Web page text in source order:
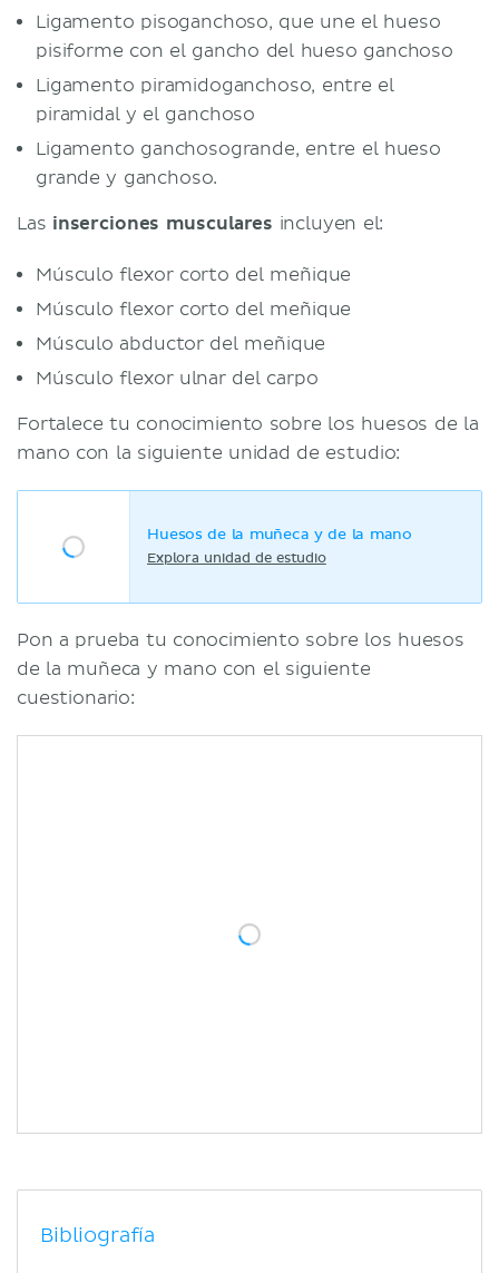
Ligamento pisoganchoso, que une el hueso
pisiforme con el gancho del hueso ganchoso
Ligamento piramidoganchoso, entre el
piramidal y el ganchoso
Ligamento ganchosogrande, entre el hueso
grande y ganchoso.
Las inserciones musculares incluyen el:
Músculo flexor corto del meñique
Músculo flexor corto del meñique
Músculo abductor del meñique
Músculo flexor ulnar del carpo
Fortalece tu conocimiento sobre los huesos de la
mano con la siguiente unidad de estudio:
Huesos de la muñeca y de la mano
Explora unidad de estudio
Pon a prueba tu conocimiento sobre los huesos
de la muñeca y mano con el siguiente
cuestionario:
Bibliografía